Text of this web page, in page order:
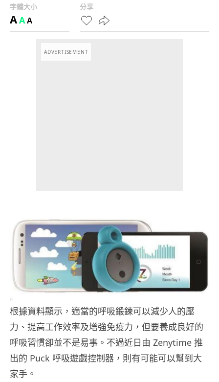
字體大小
AAA
分享
ADVERTISEMENT
根據資料顯示，適當的呼吸鍛鍊可以減少人的壓
力、提高工作效率及增強免疫力，但要養成良好的
呼吸習慣卻並不是易事。不過近日由 Zenytime 推
出的 Puck 呼吸遊戲控制器，則有可能可以幫到大
家手。